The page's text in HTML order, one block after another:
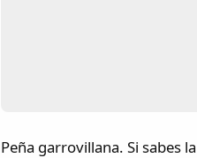
Peña garrovillana. Si sabes